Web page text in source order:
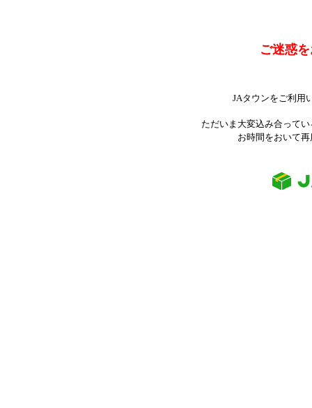
ご迷惑
JAタウンをご利用
ただいま大変込み合って
お時間をおいて